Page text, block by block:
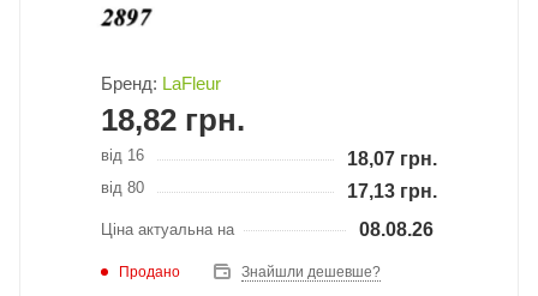
Бренд: LaFleur
18,82 грн.
від 16 18,07 грн.
від 80 17,13 грн.
Ціна актуальна на 08.08.26
Продано Знайшли дешевше?